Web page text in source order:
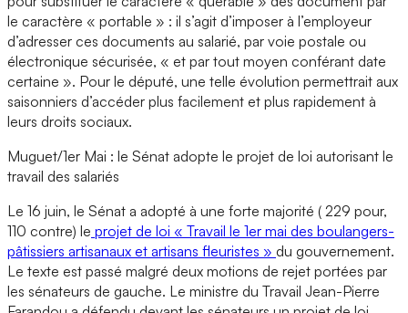
le caractère « portable » : il s’agit d’imposer à l’employeur
d’adresser ces documents au salarié, par voie postale ou
électronique sécurisée, « et par tout moyen conférant date
certaine ». Pour le député, une telle évolution permettrait aux
saisonniers d’accéder plus facilement et plus rapidement à
leurs droits sociaux.
Muguet/1er Mai : le Sénat adopte le projet de loi autorisant le
travail des salariés
Le 16 juin, le Sénat a adopté à une forte majorité ( 229 pour,
110 contre) le projet de loi « Travail le 1er mai des boulangers-
pâtissiers artisanaux et artisans fleuristes » du gouvernement.
Le texte est passé malgré deux motions de rejet portées par
les sénateurs de gauche. Le ministre du Travail Jean-Pierre